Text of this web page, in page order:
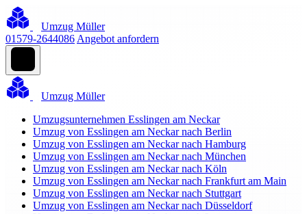
Umzug Müller
01579-2644086 Angebot anfordern
Umzug Müller
Umzugsunternehmen Esslingen am Neckar
Umzug von Esslingen am Neckar nach Berlin
Umzug von Esslingen am Neckar nach Hamburg
Umzug von Esslingen am Neckar nach München
Umzug von Esslingen am Neckar nach Köln
Umzug von Esslingen am Neckar nach Frankfurt am Main
Umzug von Esslingen am Neckar nach Stuttgart
Umzug von Esslingen am Neckar nach Düsseldorf